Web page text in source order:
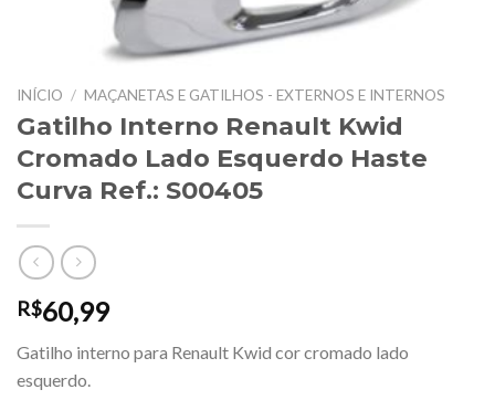
INÍCIO / MAÇANETAS E GATILHOS - EXTERNOS E INTERNOS
Gatilho Interno Renault Kwid
Cromado Lado Esquerdo Haste
Curva Ref.: S00405
R$60,99
Gatilho interno para Renault Kwid cor cromado lado
esquerdo.